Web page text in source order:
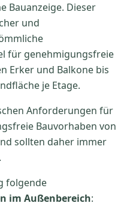
Bauanzeige. Dieser
und
für genehmigungsfreie
Erker und Balkone bis
je Etage.
Anforderungen für
Bauvorhaben von
sollten daher immer
folgende
im Außenbereich: